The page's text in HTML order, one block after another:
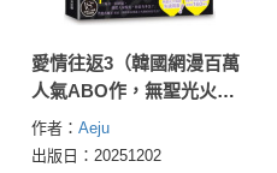
愛情往返3（韓國網漫百萬
人氣ABO作，無聖光火辣
開車！）
作者： Aeju
出版日：20251202